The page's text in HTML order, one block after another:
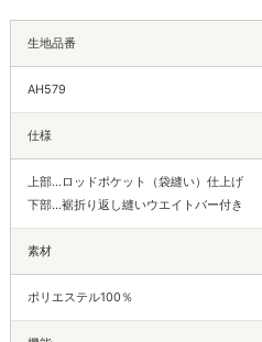
生地品番
AH579
仕様
上部…ロッドポケット（袋縫い）仕上げ
下部…裾折り返し縫いウエイトバー付き
素材
ポリエステル100％